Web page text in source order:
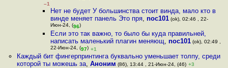
–1
Нет не будет У большинства стоит винда, мало кто в
винде меняет панель Это пря,noc101 (ok), 02:46 , 22-
Июн-24, (96)
Если это так важно, то было бы куда правильней,
написать маленький плагин меняющ,noc101 (ok), 02:49 ,
22-Июн-24, (97) +1
Каждый бит фингерпринтинга буквально уменьшает толпу, среди
которой ты можешь за, Аноним (86), 13:44 , 21-Июн-24, (46) +3